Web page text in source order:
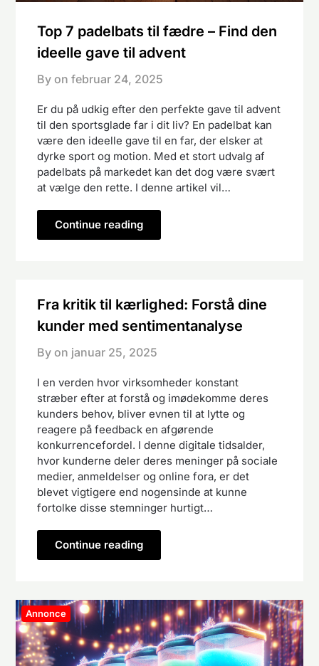
Top 7 padelbats til fædre – Find den
ideelle gave til advent
By on februar 24, 2025
Er du på udkig efter den perfekte gave til advent
til den sportsglade far i dit liv? En padelbat kan
være den ideelle gave til en far, der elsker at
dyrke sport og motion. Med et stort udvalg af
padelbats på markedet kan det dog være svært
at vælge den rette. I denne artikel vil…
Continue reading
Fra kritik til kærlighed: Forstå dine
kunder med sentimentanalyse
By on januar 25, 2025
I en verden hvor virksomheder konstant
stræber efter at forstå og imødekomme deres
kunders behov, bliver evnen til at lytte og
reagere på feedback en afgørende
konkurrencefordel. I denne digitale tidsalder,
hvor kunderne deler deres meninger på sociale
medier, anmeldelser og online fora, er det
blevet vigtigere end nogensinde at kunne
fortolke disse stemninger hurtigt…
Continue reading
Annonce